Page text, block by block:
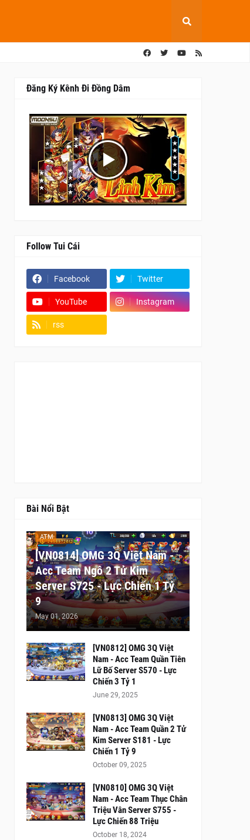
Đăng Ký Kênh Đi Đồng Dâm
Follow Tui Cái
Facebook Twitter
YouTube Instagram
rss
Bài Nổi Bật
ATM
[VN0814] OMG 3Q Việt Nam -
Acc Team Ngô 2 Tử Kim
Server S725 - Lực Chiến 1 Tỷ
9
May 01, 2026
[VN0812] OMG 3Q Việt
Nam - Acc Team Quần Tiên
Lữ Bố Server S570 - Lực
Chiến 3 Tỷ 1
June 29, 2025
[VN0813] OMG 3Q Việt
Nam - Acc Team Quần 2 Tử
Kim Server S181 - Lực
Chiến 1 Tỷ 9
October 09, 2025
[VN0810] OMG 3Q Việt
Nam - Acc Team Thục Chân
Triệu Vân Server S755 -
Lực Chiến 88 Triệu
October 18, 2024